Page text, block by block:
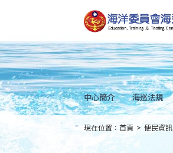
到
主
要
內
容
Skip
to
main
content
中心簡介 海巡法規
::: 現在位置： 首頁 > 便民資訊